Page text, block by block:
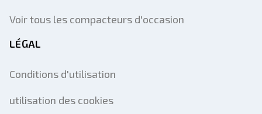
Voir tous les compacteurs d'occasion
LÉGAL
Conditions d'utilisation
utilisation des cookies